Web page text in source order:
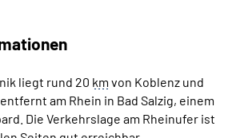
liegt rund 20 km von Koblenz und
am Rhein in Bad Salzig, einem
Die Verkehrslage am Rheinufer ist